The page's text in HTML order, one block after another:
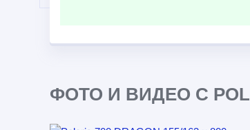
ФОТО И ВИДЕО С